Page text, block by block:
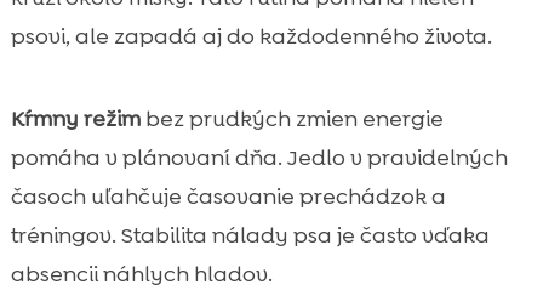
psovi, ale zapadá aj do každodenného života.
Kŕmny režimbez prudkých zmien energie
pomáha v plánovaní dňa. Jedlo v pravidelných
časoch uľahčuje časovanie prechádzok a
tréningov. Stabilita nálady psa je často vďaka
absencii náhlych hladov.